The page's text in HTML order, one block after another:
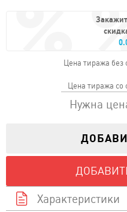
Цена тиража без
Цена тиража со
Нужна
Характеристики